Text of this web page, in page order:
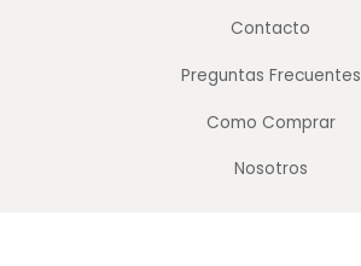
Contacto
Preguntas Frecuentes
Como Comprar
Nosotros